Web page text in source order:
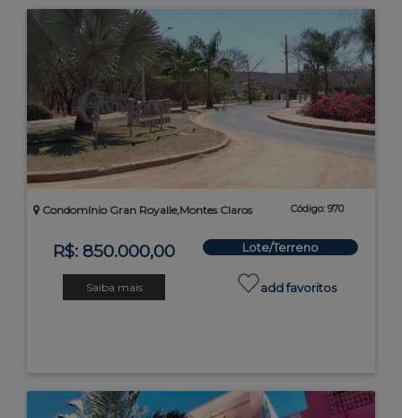
Condomínio Gran Royalle,Montes Claros Código: 970
R$: 850.000,00 Lote/Terreno
Saiba mais add favoritos